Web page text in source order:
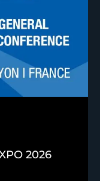
2026